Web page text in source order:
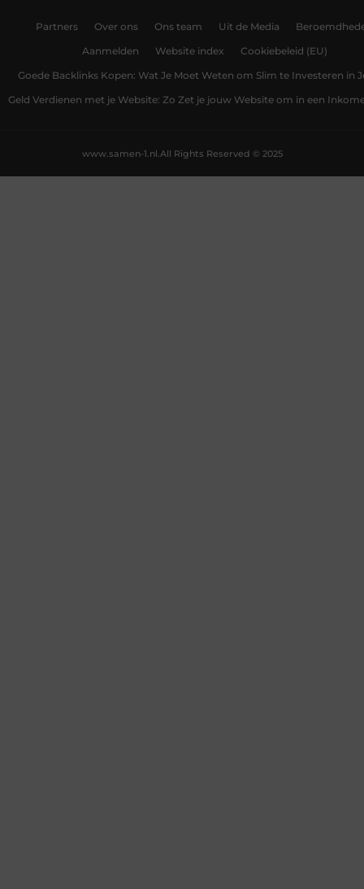
Partners Over ons Ons team Uit de Media
Aanmelden Website index Cookiebeleid (EU)
Goede Backlinks Kopen: Wat Je Moet Weten om Slim te Investeren in
Geld Verdienen met je Website: Zo Zet je jouw Website om in een
All Rights Reserved © 2025
www.samen-1.nl.